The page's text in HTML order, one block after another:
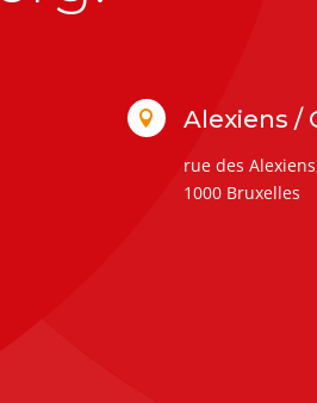
 Alexiens /
rue des
1000 Bruxelles